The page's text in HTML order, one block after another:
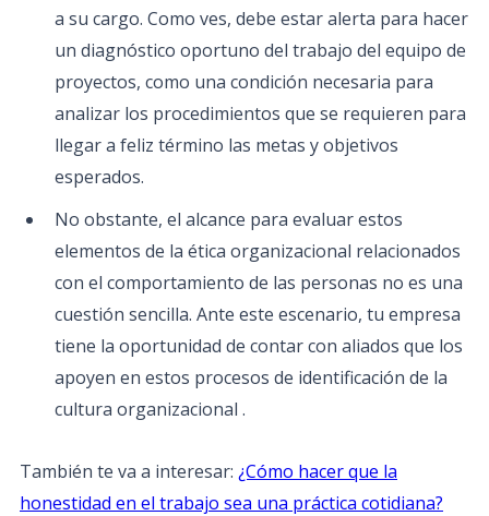
a su cargo. Como ves, debe estar alerta para hacer
un diagnóstico oportuno del trabajo del equipo de
proyectos, como una condición necesaria para
analizar los procedimientos que se requieren para
llegar a feliz término las metas y objetivos
esperados.
No obstante, el alcance para evaluar estos
elementos de la ética organizacional relacionados
con el comportamiento de las personas no es una
cuestión sencilla. Ante este escenario, tu empresa
tiene la oportunidad de contar con aliados que los
apoyen en estos procesos de identificación de la
cultura organizacional .
También te va a interesar: ¿Cómo hacer que la
honestidad en el trabajo sea una práctica cotidiana?